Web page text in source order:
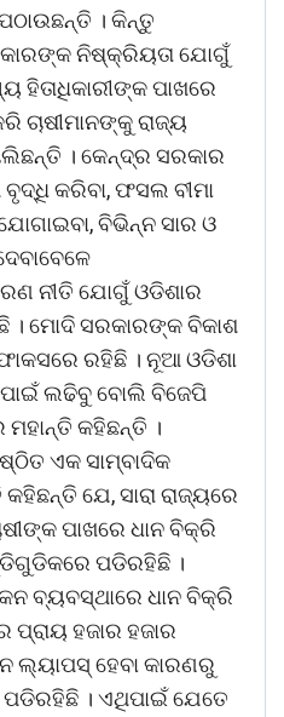
। କିନ୍ତୁ
ନିଷ୍କ୍ରିୟତା ଯୋଗୁଁ
ହିତାଧିକାରୀଙ୍କ ପାଖରେ
ଚାଷୀମାନଙ୍କୁ ରାଜ୍ୟ
। କେନ୍ଦ୍ର ସରକାର
କରିବା, ଫସଲ ବୀମା
ବିଭିନ୍ନ ସାର ଓ
ନୀତି ଯୋଗୁଁ ଓଡିଶାର
। ମୋଦି ସରକାରଙ୍କ ବିକାଶ
ରହିଛି । ନୂଆ ଓଡିଶା
ଲଢିବୁ ବୋଲି ବିଜେପି
ମହାନ୍ତି କହିଛନ୍ତି ।
ଏକ ସାମ୍ବାଦିକ
ଯେ, ସାରା ରାଜ୍ୟରେ
ପାଖରେ ଧାନ ବିକ୍ରି
ପଡିରହିଛି ।
ବ୍ୟବସ୍ଥାରେ ଧାନ ବିକ୍ରି
ପ୍ରାୟ ହଜାର ହଜାର
ଲ୍ୟାପସ୍ ହେବା କାରଣରୁ
। ଏଥିପାଇଁ ଯେତେ